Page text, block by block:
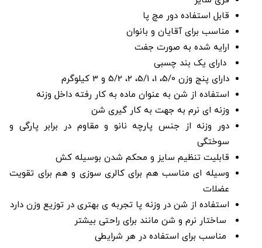
قابل استفاده دور مچ پا
مناسب برای آقایان و بانوان
ارایه شده به صورت جفت
دارای یک بند چسبی
دارای پنج وزن 5/0، 1، 5/1، 2، 5/2 و 3 کیلوگرم
استفاده از شن به عنوان ماده به کار رفته داخل وزنه
وزنه ای نرم به جهت به کار گیری شن
دور وزنه از جنس پارچه نانو و مقاوم در برابر پارگی و
سوختگی
قابلیت تنظیم سایز و محکم شدن بوسیله کش
وسیله ای مناسب هم برای کالری سوزی و هم برای تقویت
عضلات
استفاده از شن در وزنه پا تجربه ی بهتری در توزیع وزن دارد
ساختار نرم و شن مانند برای راحتی بیشتر
مناسب برای استفاده در هر شرایطی